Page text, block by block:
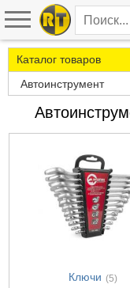
Каталог товаров
Автоинструмент
Ключи (5)